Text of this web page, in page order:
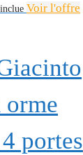
Voir l'offre
orme
portes